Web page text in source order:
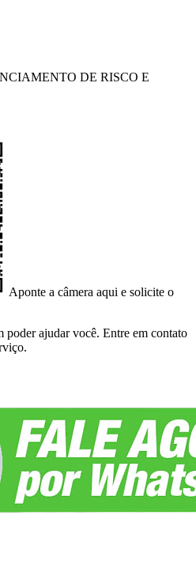
DE RISCO E
Aponte a câmera aqui e solicite o
poder ajudar você. Entre em contato